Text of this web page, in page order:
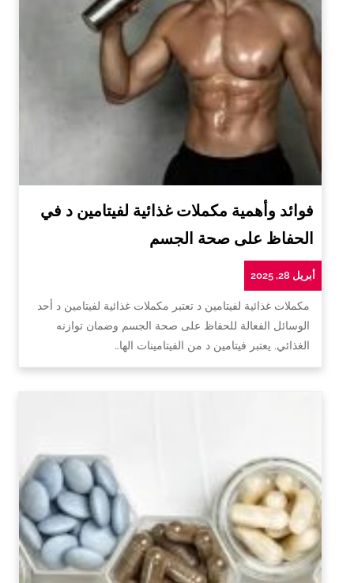
فوائد وأهمية مكملات غذائية لفيتامين د في
الحفاظ على صحة الجسم
أبريل 28, 2025
مكملات غذائية لفيتامين د تعتبر مكملات غذائية لفيتامين د أحد
الوسائل الفعالة للحفاظ على صحة الجسم وضمان توازنه
الغذائي. يعتبر فيتامين د من الفيتامينات الها…